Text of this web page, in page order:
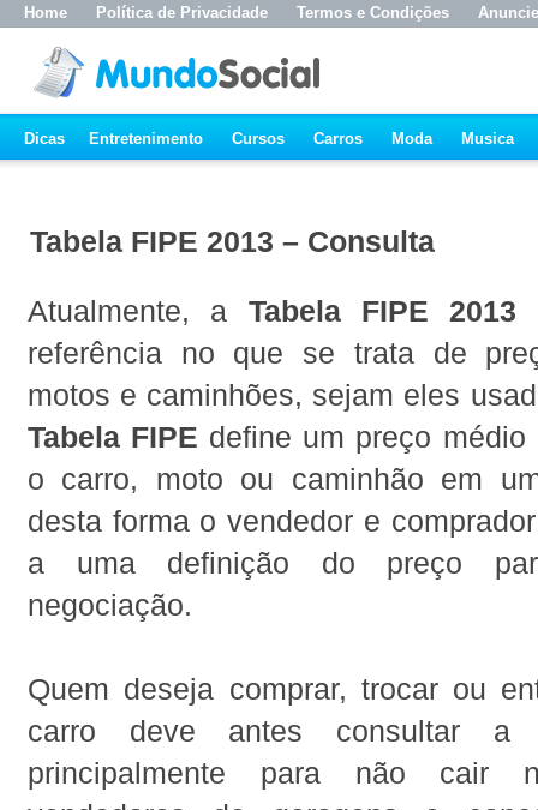
Home Política de Privacidade Termos e Condições Anuncie
Dicas Entretenimento Cursos Carros Moda Musica
Tabela FIPE 2013 – Consulta
Atualmente, a Tabela FIPE 2013
referência no que se trata de
motos e caminhões, sejam eles
Tabela FIPE define um preço
o carro, moto ou caminhão em
desta forma o vendedor e
a uma definição do preço
negociação.
Quem deseja comprar, trocar ou
carro deve antes consultar a
principalmente para não cair